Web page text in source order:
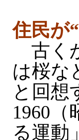
住民が
古く
は桜な
と回想
1960
る運動